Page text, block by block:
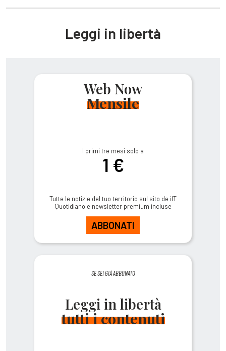
Leggi in libertà
Web Now
Mensile
I primi tre mesi solo a
1 €
Tutte le notizie del tuo territorio sul sito de ilT
Quotidiano e newsletter premium incluse
ABBONATI
SE SEI GIÀ ABBONATO
Leggi in libertà
tutti i contenuti